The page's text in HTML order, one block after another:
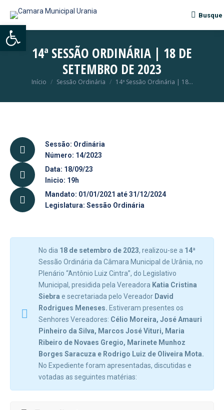
Search:
Busque
14ª SESSÃO ORDINÁRIA | 18 DE
SETEMBRO DE 2023
Você está aqui:
Início Sessão Ordinária 14ª Sessão Ordinária | 18…
Sessão: Ordinária
Número: 14/2023
Data: 18/09/23
Inicio: 19h
Mandato: 01/01/2021 até 31/12/2024
Legislatura: Sessão Ordinária
No dia 18 de setembro de 2023, realizou-se a 14ª
Sessão Ordinária da Câmara Municipal de Urânia, no
Plenário “Antônio Luiz Cintra”, do Legislativo
Municipal, presidida pela Vereadora Katia Cristina
Siebra e secretariada pelo Vereador David
Rodrigues Meneses. Estiveram presentes os
Senhores Vereadores: Célio Moreira, José Amauri
Pinheiro da Silva, Marcos José Vituri, Maria
Ribeiro de Novaes Gregio, Marinete Munhoz
Borges Saracuza e Rodrigo Luiz de Oliveira Mota.
No Expediente foram apresentadas, discutidas e
votadas as seguintes matérias:
Abrir a barra de ferramentas